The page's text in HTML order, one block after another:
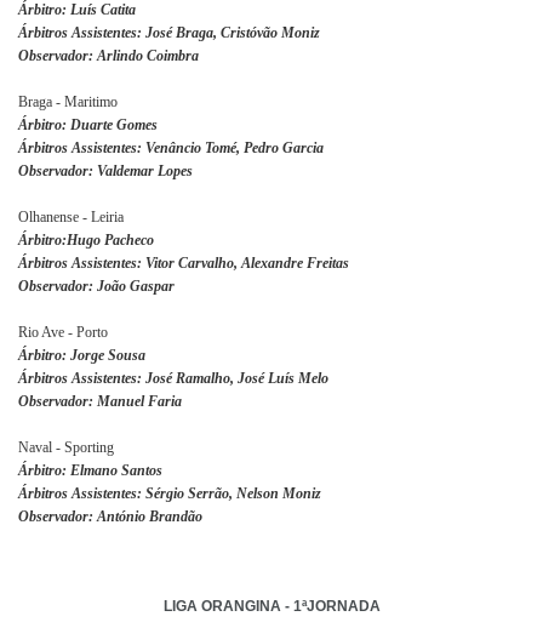
Árbitro: Luís Catita
Árbitros Assistentes: José Braga, Cristóvão Moniz
Observador: Arlindo Coimbra
Braga - Maritimo
Árbitro: Duarte Gomes
Árbitros Assistentes: Venâncio Tomé, Pedro Garcia
Observador: Valdemar Lopes
Olhanense - Leiria
Árbitro:Hugo Pacheco
Árbitros Assistentes: Vitor Carvalho, Alexandre Freitas
Observador: João Gaspar
Rio Ave - Porto
Árbitro: Jorge Sousa
Árbitros Assistentes: José Ramalho, José Luís Melo
Observador: Manuel Faria
Naval - Sporting
Árbitro: Elmano Santos
Árbitros Assistentes: Sérgio Serrão, Nelson Moniz
Observador: António Brandão
LIGA ORANGINA - 1ªJORNADA